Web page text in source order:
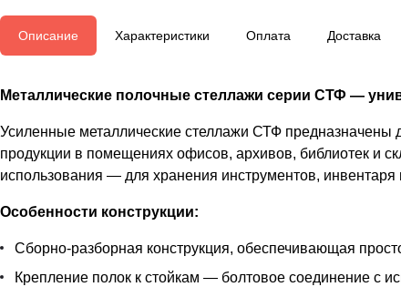
Описание Характеристики Оплата Доставка
Металлические полочные стеллажи серии СТФ —
Усиленные металлические стеллажи СТФ предназначены
продукции в помещениях офисов, архивов, библиотек и
использования — для хранения инструментов,
Особенности конструкции:
Сборно-разборная конструкция, обеспечивающая
Крепление полок к стойкам — болтовое соединение с